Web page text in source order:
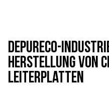
Depureco-
Herstellung von
Leiterplatten